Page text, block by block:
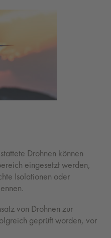
Drohnen können
eingesetzt werden,
Isolationen oder
von Drohnen zur
geprüft worden, vor